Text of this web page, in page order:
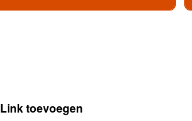
Link toevoegen